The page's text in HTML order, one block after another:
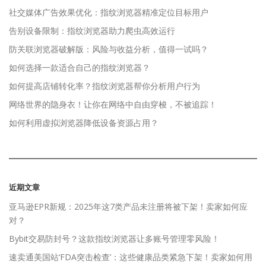
社交媒体广告效果优化：指纹浏览器精准定位目标用户
告别设备限制：指纹浏览器助力爬虫高效运行
防关联浏览器破解版：风险与收益分析，值得一试吗？
如何选择一款适合自己的指纹浏览器？
如何提高店铺转化率？指纹浏览器帮你分析用户行为
网络世界的隐身衣！让你在网络中自由穿梭，不被追踪！
如何利用虚拟浏览器降低设备资源占用？
近期文章
亚马逊EPR新规：2025年这7类产品未注册将被下架！卖家如何应
对？
Bybit交易防封号？这款指纹浏览器让多账号管理零风险！
速卖通美国站‘FDA突击检查’：这些健康品类紧急下架！卖家如何用